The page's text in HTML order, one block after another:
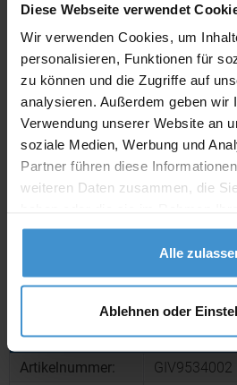
Diese Webseite verwendet
Wir verwenden Cookies, um
personalisieren, Funktionen für
zu können und die Zugriffe auf
analysieren. Außerdem geben wir
Verwendung unserer Website an
soziale Medien, Werbung und
Partner führen diese
weiteren Daten zusammen, die
gesammelt haben.
Alle
Ablehnen oder
Individuelle
Lieferzeiten
Artikel mit Werbeanbringung: ca.
Muster mit Ihrer
Werbeanbringung zur Freigabe
der Produktion:
ca.
Muster bestellen
Produktinformationen zu diesem
Artikelnummer:
GIV9534002